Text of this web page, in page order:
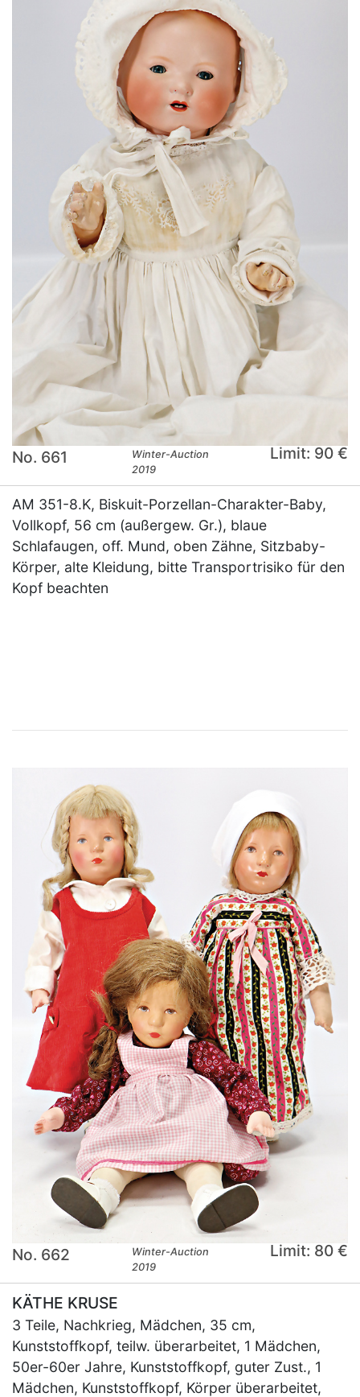
No. 661
Winter-Auction
2019
Limit: 90 €
AM 351-8.K, Biskuit-Porzellan-Charakter-Baby,
Vollkopf, 56 cm (außergew. Gr.), blaue
Schlafaugen, off. Mund, oben Zähne, Sitzbaby-
Körper, alte Kleidung, bitte Transportrisiko für den
Kopf beachten
No. 662
Winter-Auction
2019
Limit: 80 €
KÄTHE KRUSE
3 Teile, Nachkrieg, Mädchen, 35 cm,
Kunststoffkopf, teilw. überarbeitet, 1 Mädchen,
50er-60er Jahre, Kunststoffkopf, guter Zust., 1
Mädchen, Kunststoffkopf, Körper überarbeitet,